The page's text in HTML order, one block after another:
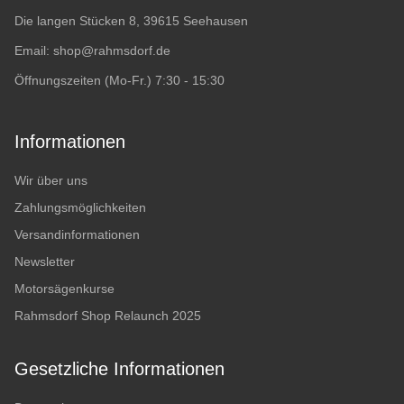
Die langen Stücken 8, 39615 Seehausen
Email: shop@rahmsdorf.de
Öffnungszeiten (Mo-Fr.) 7:30 - 15:30
Informationen
Wir über uns
Zahlungsmöglichkeiten
Versandinformationen
Newsletter
Motorsägenkurse
Rahmsdorf Shop Relaunch 2025
Gesetzliche Informationen